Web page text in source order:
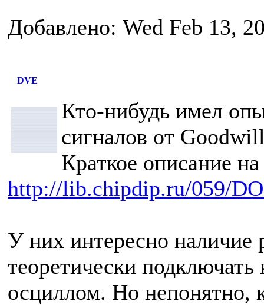
Добавлено: Wed Feb 13,
DVE
Кто-нибудь имел
сигналов от
Краткое описание
http://lib.chipdip.ru/059/
У них интересно
теоретически подключать
осциллом. Но непонятно,